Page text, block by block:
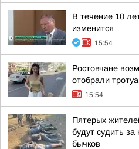
В течение 10
изменится
15:54
Ростовчане
отобрали
15:54
Пятерых
будут судить за
бычков